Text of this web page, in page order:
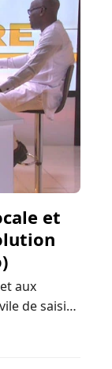
et
aux
de saisir